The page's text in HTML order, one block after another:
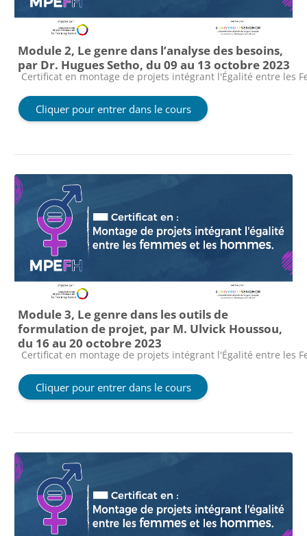
Module 2, Le genre dans l’analyse des besoins,
par Dr. Hugues Setho, du 09 au 13 octobre 2023
Catégorie de cours
Certificat en montage de projets intégrant l'Égalité entre les
Cliquer pour entrer dans le cours
Module 3, Le genre dans les outils de
formulation de projet, par M. Ulvick Houssou,
du 16 au 20 octobre 2023
Catégorie de cours
Certificat en montage de projets intégrant l'Égalité entre les
Cliquer pour entrer dans le cours